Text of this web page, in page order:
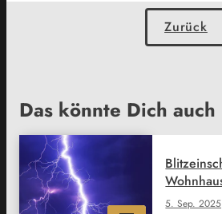
Zurück
Das könnte Dich
5. Sep. 2025